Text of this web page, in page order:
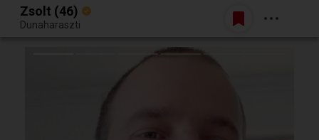
Egy jó randiból bármi lehet.
Belépés
Zsolt (46)
Dunaharaszti